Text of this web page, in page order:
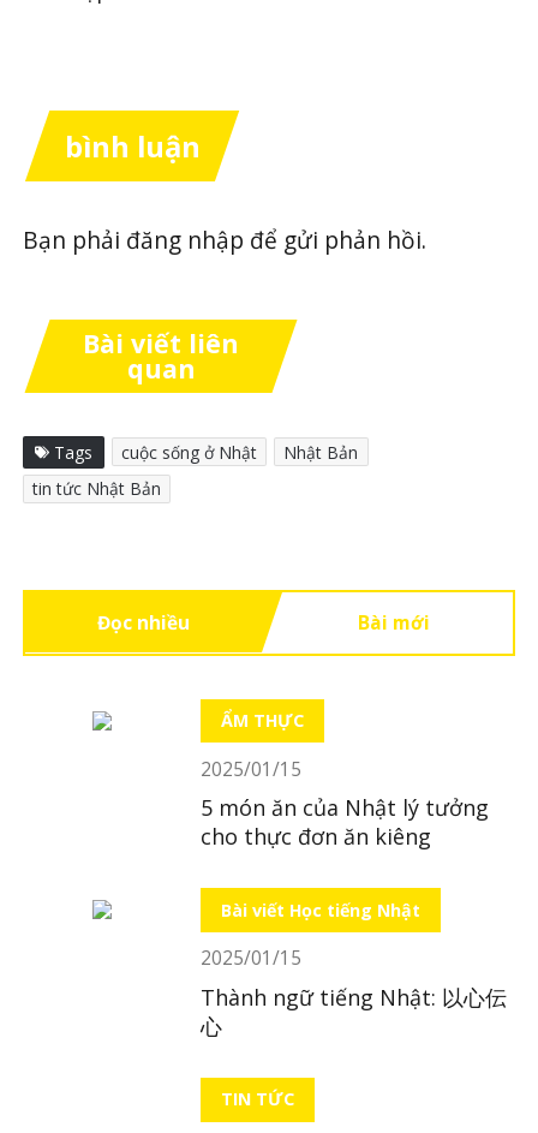
bình luận
Bạn phải đăng nhập để gửi phản hồi.
Bài viết liên
quan
Tags cuộc sống ở Nhật
Nhật Bản
tin tức Nhật Bản
Đọc nhiều Bài mới
ẨM THỰC
2025/01/15
5 món ăn của Nhật lý tưởng
cho thực đơn ăn kiêng
Bài viết Học tiếng Nhật
2025/01/15
Thành ngữ tiếng Nhật: 以心伝
心
TIN TỨC